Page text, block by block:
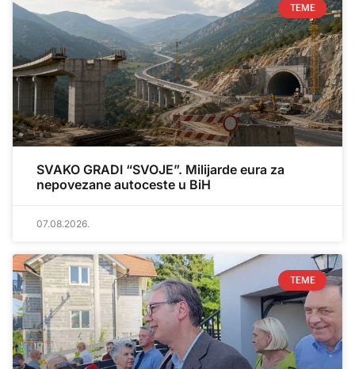
TEME
SVAKO GRADI “SVOJE”. Milijarde eura za
nepovezane autoceste u BiH
07.08.2026.
TEME